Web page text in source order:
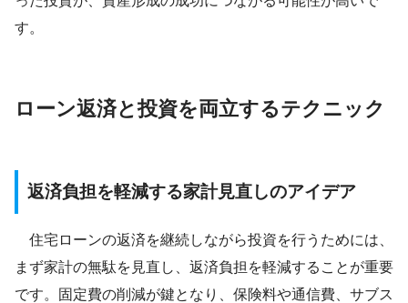
す。
ローン返済と投資を両立するテクニック
返済負担を軽減する家計見直しのアイデア
住宅ローンの返済を継続しながら投資を行うためには、
まず家計の無駄を見直し、返済負担を軽減することが重要
です。固定費の削減が鍵となり、保険料や通信費、サブス